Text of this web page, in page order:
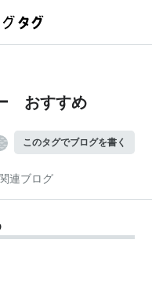
おすすめ
このタグでブログを書く
連ブログ